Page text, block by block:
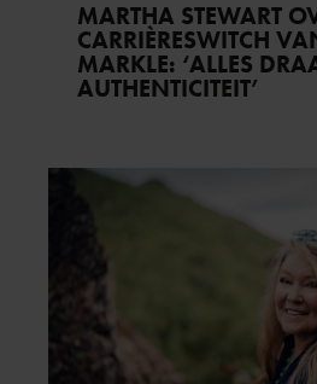
MARTHA STEWART
CARRIÈRESWITCH
MARKLE: ‘ALLES
AUTHENTICITEIT’